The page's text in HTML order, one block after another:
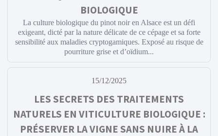
BIOLOGIQUE
La culture biologique du pinot noir en Alsace est un défi
exigeant, dicté par la nature délicate de ce cépage et sa forte
sensibilité aux maladies cryptogamiques. Exposé au risque de
pourriture grise et d’oïdium...
15/12/2025
LES SECRETS DES TRAITEMENTS
NATURELS EN VITICULTURE BIOLOGIQUE :
PRÉSERVER LA VIGNE SANS NUIRE À LA